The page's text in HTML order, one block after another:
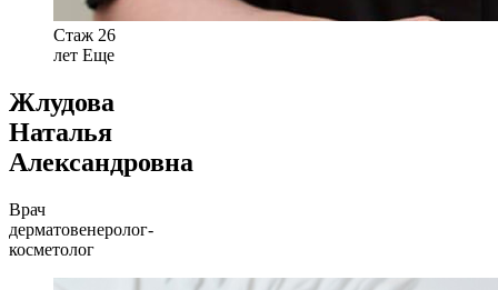
Стаж 26
лет Еще
Жлудова
Наталья
Александровна
Врач
дерматовенеролог-
косметолог